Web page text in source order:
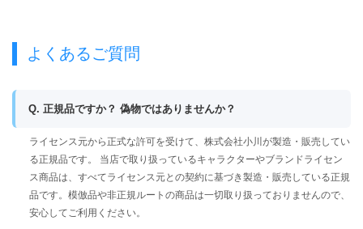
よくあるご質問
Q. 正規品ですか？ 偽物ではありませんか？
ライセンス元から正式な許可を受けて、株式会社小川が製造・販売してい
る正規品です。 当店で取り扱っているキャラクターやブランドライセン
ス商品は、すべてライセンス元との契約に基づき製造・販売している正規
品です。模倣品や非正規ルートの商品は一切取り扱っておりませんので、
安心してご利用ください。